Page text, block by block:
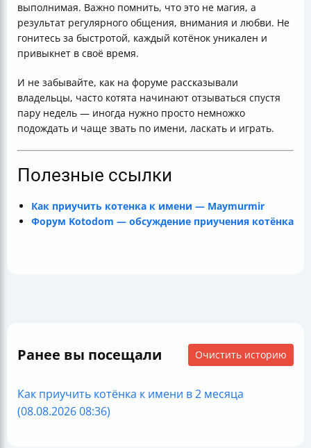
выполнимая. Важно помнить, что это не магия, а
результат регулярного общения, внимания и любви. Не
гонитесь за быстротой, каждый котёнок уникален и
привыкнет в своё время.
И не забывайте, как на форуме рассказывали
владельцы, часто котята начинают отзываться спустя
пару недель — иногда нужно просто немножко
подождать и чаще звать по имени, ласкать и играть.
Полезные ссылки
Как приучить котенка к имени — Maymurmir
Форум Kotodom — обсуждение приучения котёнка
Ранее вы посещали Очистить историю
Как приучить котёнка к имени в 2 месяца
(08.08.2026 08:36)